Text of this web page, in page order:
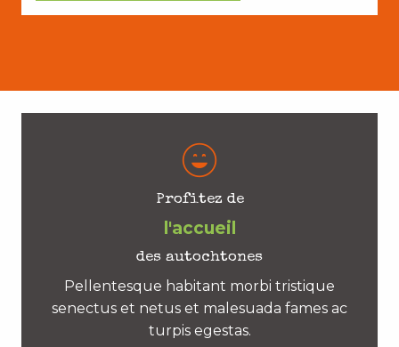
Profitez de
l'accueil
des autochtones
Pellentesque habitant morbi tristique
senectus et netus et malesuada fames ac
turpis egestas.